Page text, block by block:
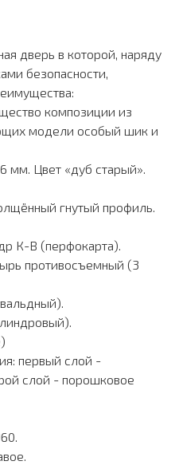
дверь в которой, наряду
безопасности,
композиции из
модели особый шик и
мм. Цвет «дуб старый».
гнутый профиль.
К-В (перфокарта).
противосъемный (3
первый слой -
слой - порошковое